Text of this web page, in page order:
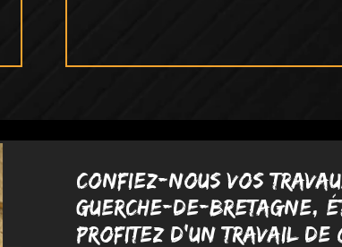
Confiez-nous vos
Guerche-de-Bretagne,
profitez d’un travail de